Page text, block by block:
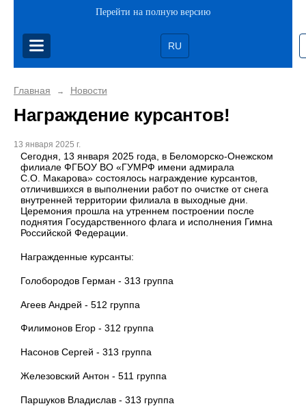
Перейти на полную версию
RU
Главная → Новости
Награждение курсантов!
13 января 2025 г.
Сегодня, 13 января 2025 года, в Беломорско-Онежском
филиале ФГБОУ ВО «ГУМРФ имени адмирала
С.О. Макарова» состоялось награждение курсантов,
отличившихся в выполнении работ по очистке от снега
внутренней территории филиала в выходные дни.
Церемония прошла на утреннем построении после
поднятия Государственного флага и исполнения Гимна
Российской Федерации.
Награжденные курсанты:
Голобородов Герман - 313 группа
Агеев Андрей - 512 группа
Филимонов Егор - 312 группа
Насонов Сергей - 313 группа
Железовский Антон - 511 группа
Паршуков Владислав - 313 группа